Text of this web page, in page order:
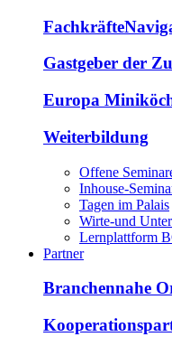
Gastgeber der
Europa
Weiterbildung
Offene
Inhouse-
Tagen im Palais
Wirte-und
Lernplattform
Partner
Branchennahe